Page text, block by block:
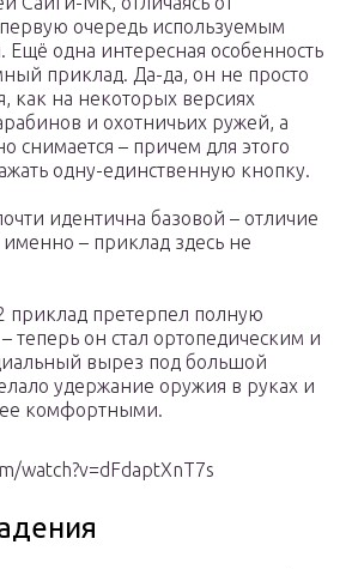
очередь используемым
Ещё одна интересная особенность
приклад. Да-да, он не просто
как на некоторых версиях
и охотничьих ружей, а
снимается – причем для этого
одну-единственную кнопку.
идентична базовой – отличие
именно – приклад здесь не
приклад претерпел полную
теперь он стал ортопедическим и
вырез под большой
удержание оружия в руках и
комфортными.
watch?v=dFdaptXnT7s